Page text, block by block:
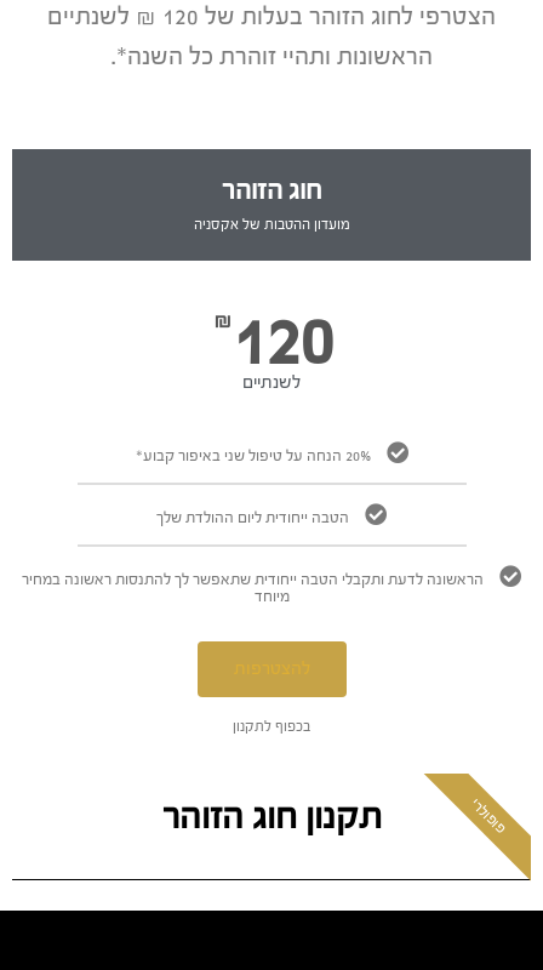
אותך ב 5% מערך הטיפול שהיא לקחה. תוכלי לנצלהצטרפי לחוג הזוהר בעלות של 120 ₪ לשנתיים
הראשונות ותהיי זוהרת כל השנה*.
חוג הזוהר
מועדון ההטבות של אקסניה
₪ 120
לשנתיים
20% הנחה על טיפול שני באיפור קבוע*
הטבה ייחודית ליום ההולדת שלך
הראשונה לדעת ותקבלי הטבה ייחודית שתאפשר לך להתנסות ראשונה במחיר
מיוחד
בכפוף לתקנון
פופולרי תקנון חוג הזוהר